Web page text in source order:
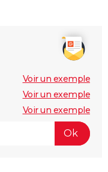
Voir un exemple
Voir un exemple
Voir un exemple